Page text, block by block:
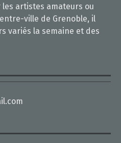
artistes amateurs ou
ville de Grenoble, il
variés la semaine et des